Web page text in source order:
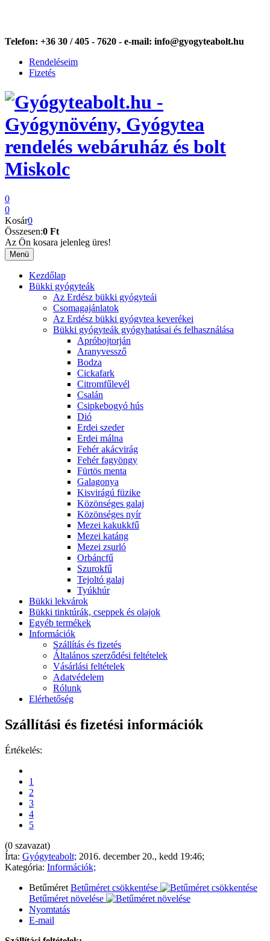
Telefon: +36 30 / 405 - 7620 - e-mail: info@gyogyteabolt.hu
Rendeléseim
Fizetés
0
0
Kosár0
Összesen:0 Ft
Az Ön kosara jelenleg üres!
Menü
Kezdőlap
Bükki gyógyteák
Az Erdész bükki gyógyteái
Csomagajánlatok
Az Erdész bükki gyógytea keverékei
Bükki gyógyteák gyógyhatásai és felhasználása
Apróbojtorján
Aranyvessző
Bodza
Cickafark
Citromfűlevél
Csalán
Csipkebogyó hús
Dió
Erdei szeder
Erdei málna
Fehér akácvirág
Fehér fagyöngy
Fürtös menta
Galagonya
Kisvirágú füzike
Közönséges galaj
Közönséges nyír
Mezei kakukkfű
Mezei katáng
Mezei zsurló
Orbáncfű
Szurokfű
Tejoltó galaj
Tyúkhúr
Bükki lekvárok
Bükki tinktúrák, cseppek és olajok
Egyéb termékek
Információk
Szállítás és fizetés
Általános szerződési feltételek
Vásárlási feltételek
Adatvédelem
Rólunk
Elérhetőség
Szállítási és fizetési információk
Értékelés:
1
2
3
4
5
(0 szavazat)
Írta: Gyógyteabolt; 2016. december 20., kedd 19:46;
Kategória: Információk;
Betűméret Betűméret csökkentése
Betűméret növelése
Nyomtatás
E-mail